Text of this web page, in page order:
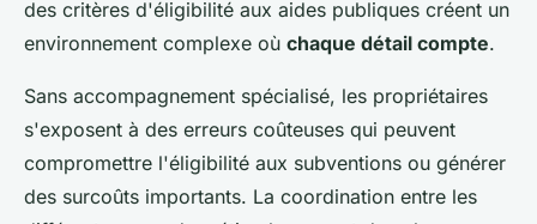
des critères d'éligibilité aux aides publiques créent un
environnement complexe où chaque détail compte.
Sans accompagnement spécialisé, les propriétaires
s'exposent à des erreurs coûteuses qui peuvent
compromettre l'éligibilité aux subventions ou générer
des surcoûts importants. La coordination entre les